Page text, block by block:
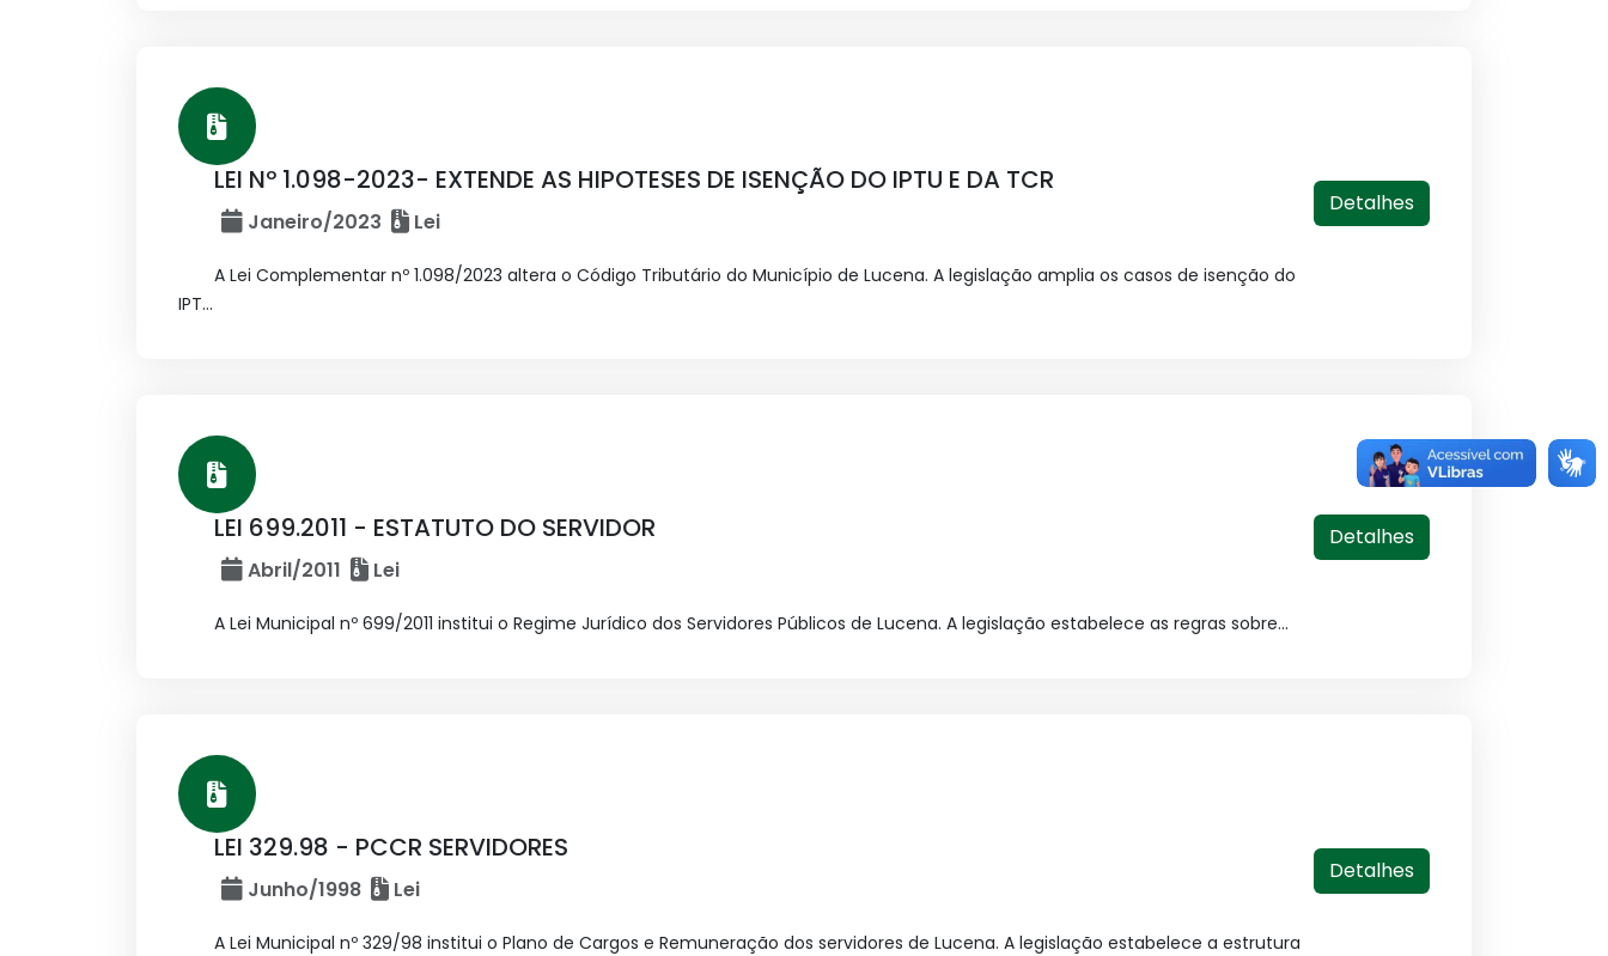
LEI Nº 1.098-2023- EXTENDE AS HIPOTESES DE ISENÇÃO DO IPTU E DA TCR
Janeiro/2023 Lei
A Lei Complementar nº 1.098/2023 altera o Código Tributário do Município de Lucena. A legislação amplia os casos de isenção do
IPT...
Detalhes
LEI 699.2011 - ESTATUTO DO SERVIDOR
Abril/2011 Lei
A Lei Municipal nº 699/2011 institui o Regime Jurídico dos Servidores Públicos de Lucena. A legislação estabelece as regras sobre...
Detalhes
LEI 329.98 - PCCR SERVIDORES
Junho/1998 Lei
A Lei Municipal nº 329/98 institui o Plano de Cargos e Remuneração dos servidores de Lucena. A legislação estabelece a estrutura
Detalhes